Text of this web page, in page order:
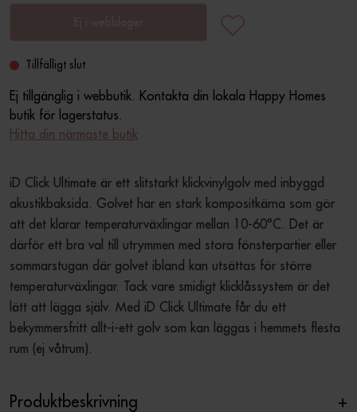
Tillfälligt slut
Ej tillgänglig i webbutik. Kontakta din lokala Happy Homes
butik för lagerstatus.
Hitta din närmaste butik
iD Click Ultimate är ett slitstarkt klickvinylgolv med inbyggd
akustikbaksida. Golvet har en stark kompositkärna som gör
att det klarar temperaturväxlingar mellan 10-60°C. Det är
därför ett bra val till utrymmen med stora fönsterpartier eller
sommarstugan där golvet ibland kan utsättas för större
temperaturväxlingar. Tack vare smidigt klicklåssystem är det
lätt att lägga själv. Med iD Click Ultimate får du ett
bekymmersfritt allt-i-ett golv som kan läggas i hemmets flesta
rum (ej våtrum).
Produktbeskrivning +